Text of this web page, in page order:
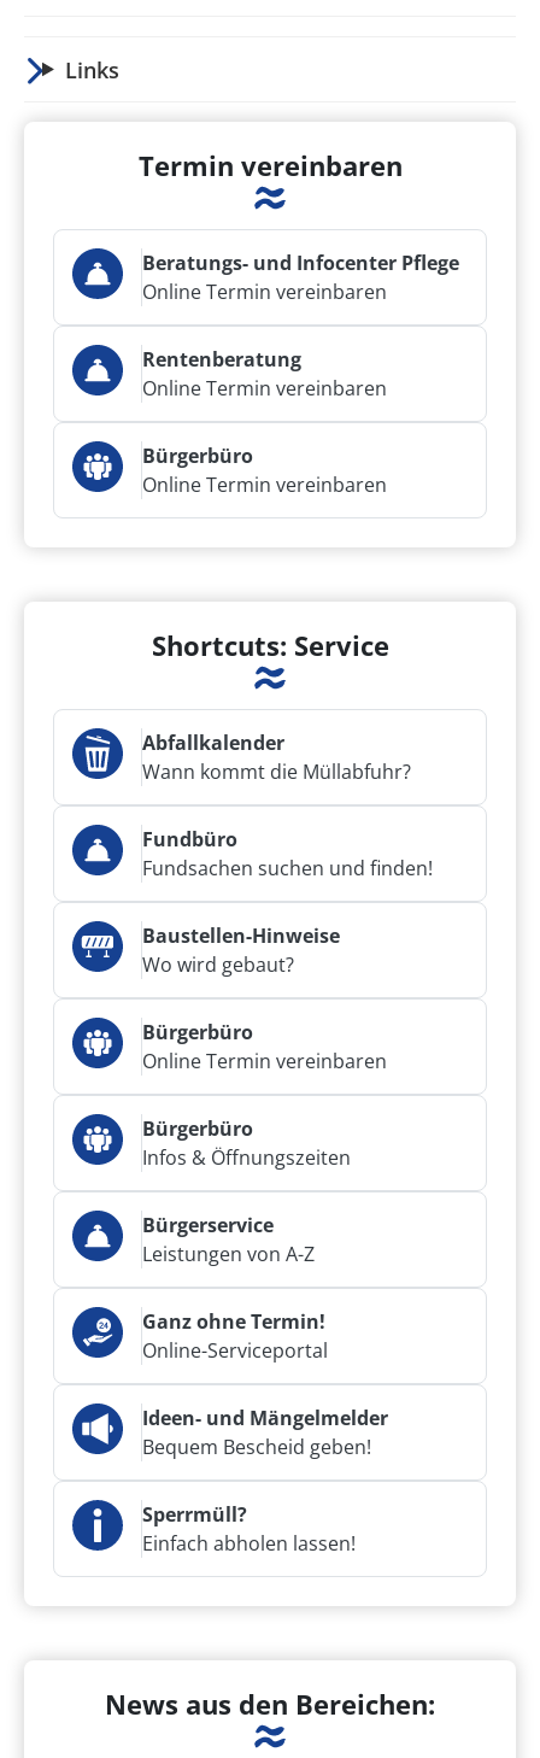
Links
Termin vereinbaren
Beratungs- und Infocenter Pflege
Online Termin vereinbaren
Rentenberatung
Online Termin vereinbaren
Bürgerbüro
Online Termin vereinbaren
Shortcuts: Service
Abfallkalender
Wann kommt die Müllabfuhr?
Fundbüro
Fundsachen suchen und finden!
Baustellen-Hinweise
Wo wird gebaut?
Bürgerbüro
Online Termin vereinbaren
Bürgerbüro
Infos & Öffnungszeiten
Bürgerservice
Leistungen von A-Z
Ganz ohne Termin!
Online-Serviceportal
Ideen- und Mängelmelder
Bequem Bescheid geben!
Sperrmüll?
Einfach abholen lassen!
News aus den Bereichen: